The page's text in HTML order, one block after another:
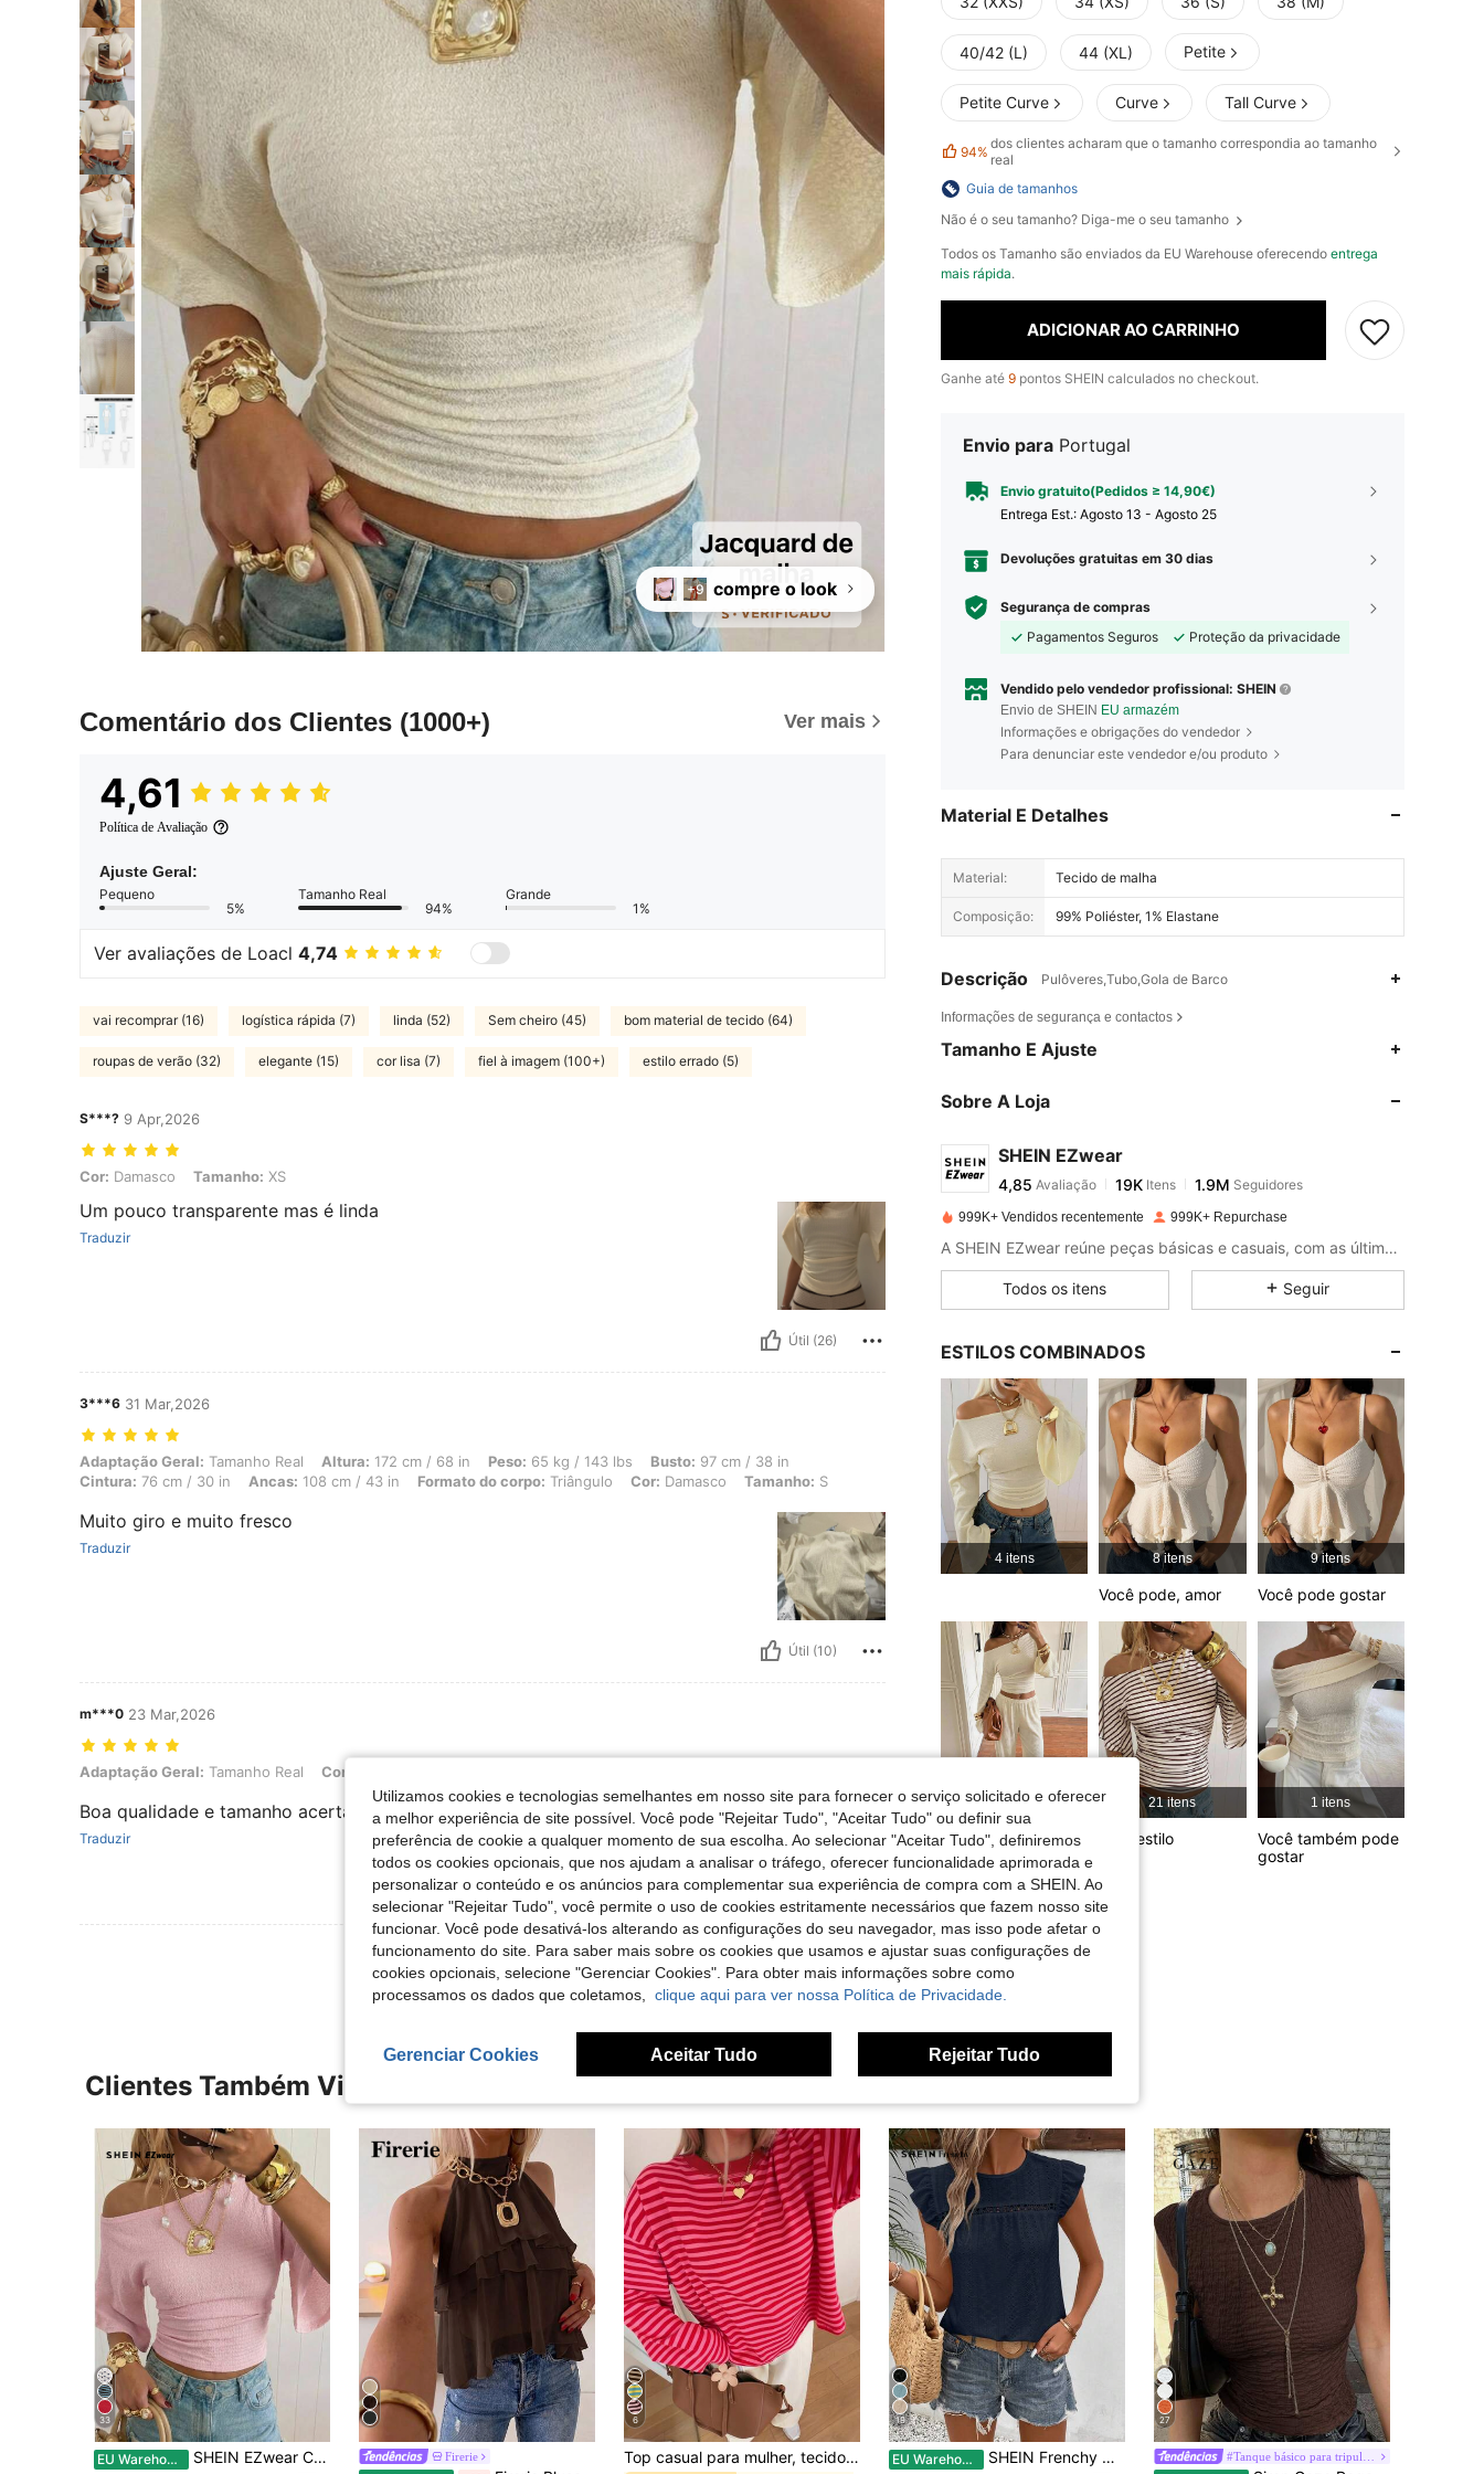
+9 compre o look
Comentário dos Clientes (1000+) Ver mais
4,61
Política de Avaliação
Ajuste Geral:
Pequeno
5%
Tamanho Real
94%
Grande
1%
Ver avaliações de Loacl 4,74
vai recomprar (16) logística rápida (7) linda (52) Sem cheiro (45) bom material de tecido (64)
roupas de verão (32) elegante (15) cor lisa (7) fiel à imagem (100+) estilo errado (5)
S***? 9 Apr,2026
Cor: Damasco, Tamanho: XS
Cor: Damasco Tamanho: XS
Um pouco transparente mas é linda
Traduzir
Útil (26)
3***6 31 Mar,2026
Adaptação Geral: Tamanho Real, Altura: 172 cm / 68 in, Peso: 65 kg / 143 lbs, Busto: 97 cm / 38 in, Cintura: 76 cm / 30 in, Ancas: 108 cm / 43 in, Formato do corpo: Triângulo, Cor: Damasco, Tamanho: S
Adaptação Geral: Tamanho Real Altura: 172 cm / 68 in Peso: 65 kg / 143 lbs Busto: 97 cm / 38 in
Cintura: 76 cm / 30 in Ancas: 108 cm / 43 in Formato do corpo: Triângulo Cor: Damasco Tamanho: S
Muito giro e muito fresco
Traduzir
Útil (10)
m***0 23 Mar,2026
Adaptação Geral: Tamanho Real, Cor: Damasco, Tamanho: S
Adaptação Geral: Tamanho Real Cor:
Boa qualidade e tamanho acertado
Traduzir
Útil (9)
Ver Mais Avaliações
40/42 (L) 44 (XL) Petite
Petite Curve Curve Tall Curve
94% dos clientes acharam que o tamanho correspondia ao tamanho
real
Guia de tamanhos
Não é o seu tamanho? Diga-me o seu tamanho
Todos os Tamanho são enviados da EU Warehouse oferecendo entrega
mais rápida.
ADICIONAR AO CARRINHO
Ganhe até 9 pontos SHEIN calculados no checkout.
Envio para Portugal
Envio gratuito(Pedidos ≥ 14,90€)
Entrega Est.: Agosto 13 - Agosto 25
Devoluções gratuitas em 30 dias
Segurança de compras
Pagamentos Seguros
Proteção da privacidade
Vendido pelo vendedor profissional: SHEIN
Envio de SHEIN EU armazém
Informações e obrigações do vendedor
Para denunciar este vendedor e/ou produto
Material E Detalhes
Material: Tecido de malha
Composição: 99% Poliéster, 1% Elastane
Descrição Pulôveres,Tubo,Gola de Barco
Informações de segurança e contactos
Tamanho E Ajuste
Sobre A Loja
SHEIN EZwear
4,85
4,85 19K
i***4pago 1 dia atrás
4,85
4,85 19K 1.9M
4,85 19K 1.9M
4,85 1.9M
4,85 19K 1.9M
999K+ Vendidos recentemente 999K+ Repurchase
A SHEIN EZwear reúne peças básicas e casuais, com as últimas tendências de moda.
Todos os itens Seguir
ESTILOS COMBINADOS
4 itens 8 itens
Você pode, amor
9 itens
Você pode gostar
1 itens
conjuntos
21 itens
Mais estilo
1 itens
Você também pode
gostar
Clientes Também Visitaram
33
EU Warehouse SHEIN EZwear Camiseta feminina Lotus Root rosa em tricô, corte slim, com ombros assimétricos. Firerie
#1 Mais Vendido
6
Top casual para mulher, tecido canelado às riscas com contraste, para uso diário, primavera/outono, chique e elegante
19
EU Warehouse SHEIN Frenchy Camiseta Casual De Manga Curta De Cor Sólida
27
Utilizamos cookies e tecnologias semelhantes em nosso site para fornecer o serviço solicitado e oferecer
a melhor experiência de site possível. Você pode "Rejeitar Tudo", "Aceitar Tudo" ou definir sua
preferência de cookie a qualquer momento de sua escolha. Ao selecionar "Aceitar Tudo", definiremos
todos os cookies opcionais, que nos ajudam a analisar o tráfego, oferecer funcionalidade aprimorada e
personalizar o conteúdo e os anúncios para complementar sua experiência de compra com a SHEIN. Ao
selecionar "Rejeitar Tudo", você permite o uso de cookies estritamente necessários que fazem nosso site
funcionar. Você pode desativá-los alterando as configurações do seu navegador, mas isso pode afetar o
funcionamento do site. Para saber mais sobre os cookies que usamos e ajustar suas configurações de
cookies opcionais, selecione "Gerenciar Cookies". Para obter mais informações sobre como
processamos os dados que coletamos, clique aqui para ver nossa Política de Privacidade.
Gerenciar Cookies Aceitar Tudo Rejeitar Tudo